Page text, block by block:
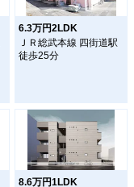
6.3万円2LDK
ＪＲ総武本線 四街道駅
徒歩25分
8.6万円1LDK